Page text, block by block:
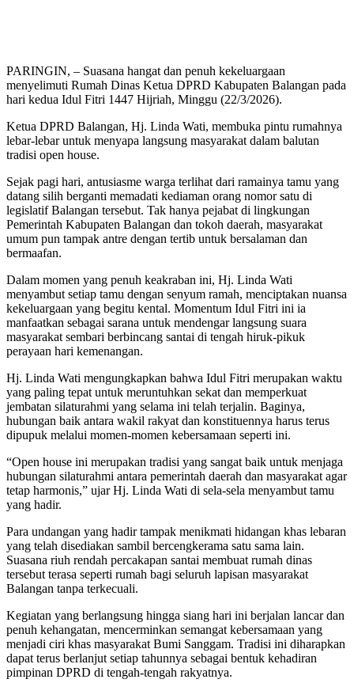
PARINGIN, – Suasana hangat dan penuh kekeluargaan
menyelimuti Rumah Dinas Ketua DPRD Kabupaten Balangan pada
hari kedua Idul Fitri 1447 Hijriah, Minggu (22/3/2026).
Ketua DPRD Balangan, Hj. Linda Wati, membuka pintu rumahnya
lebar-lebar untuk menyapa langsung masyarakat dalam balutan
tradisi open house.
Sejak pagi hari, antusiasme warga terlihat dari ramainya tamu yang
datang silih berganti memadati kediaman orang nomor satu di
legislatif Balangan tersebut. Tak hanya pejabat di lingkungan
Pemerintah Kabupaten Balangan dan tokoh daerah, masyarakat
umum pun tampak antre dengan tertib untuk bersalaman dan
bermaafan.
Dalam momen yang penuh keakraban ini, Hj. Linda Wati
menyambut setiap tamu dengan senyum ramah, menciptakan nuansa
kekeluargaan yang begitu kental. Momentum Idul Fitri ini ia
manfaatkan sebagai sarana untuk mendengar langsung suara
masyarakat sembari berbincang santai di tengah hiruk-pikuk
perayaan hari kemenangan.
Hj. Linda Wati mengungkapkan bahwa Idul Fitri merupakan waktu
yang paling tepat untuk meruntuhkan sekat dan memperkuat
jembatan silaturahmi yang selama ini telah terjalin. Baginya,
hubungan baik antara wakil rakyat dan konstituennya harus terus
dipupuk melalui momen-momen kebersamaan seperti ini.
“Open house ini merupakan tradisi yang sangat baik untuk menjaga
hubungan silaturahmi antara pemerintah daerah dan masyarakat agar
tetap harmonis,” ujar Hj. Linda Wati di sela-sela menyambut tamu
yang hadir.
Para undangan yang hadir tampak menikmati hidangan khas lebaran
yang telah disediakan sambil bercengkerama satu sama lain.
Suasana riuh rendah percakapan santai membuat rumah dinas
tersebut terasa seperti rumah bagi seluruh lapisan masyarakat
Balangan tanpa terkecuali.
Kegiatan yang berlangsung hingga siang hari ini berjalan lancar dan
penuh kehangatan, mencerminkan semangat kebersamaan yang
menjadi ciri khas masyarakat Bumi Sanggam. Tradisi ini diharapkan
dapat terus berlanjut setiap tahunnya sebagai bentuk kehadiran
pimpinan DPRD di tengah-tengah rakyatnya.